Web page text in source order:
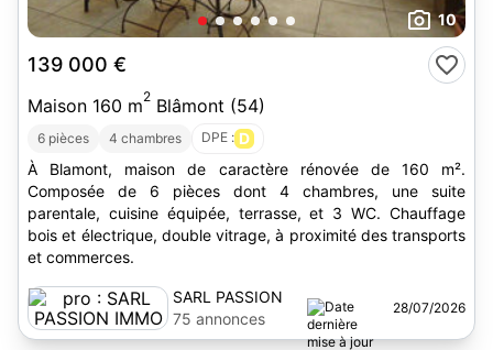
10
139 000 €
Maison 160 m2 Blâmont (54)
6 pièces 4 chambres DPE : D
À Blamont, maison de caractère rénovée de 160 m².
Composée de 6 pièces dont 4 chambres, une suite
parentale, cuisine équipée, terrasse, et 3 WC. Chauffage
bois et électrique, double vitrage, à proximité des transports
et commerces.
SARL PASSION
IMMO
75 annonces
28/07/2026